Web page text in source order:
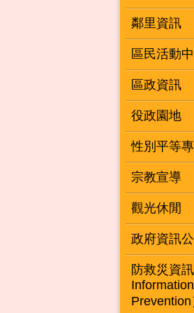
鄰里資訊
區民活動
區政資訊
役政園地
性別平等
宗教宣導
觀光休閒
政府資訊
防救災資
Prevention